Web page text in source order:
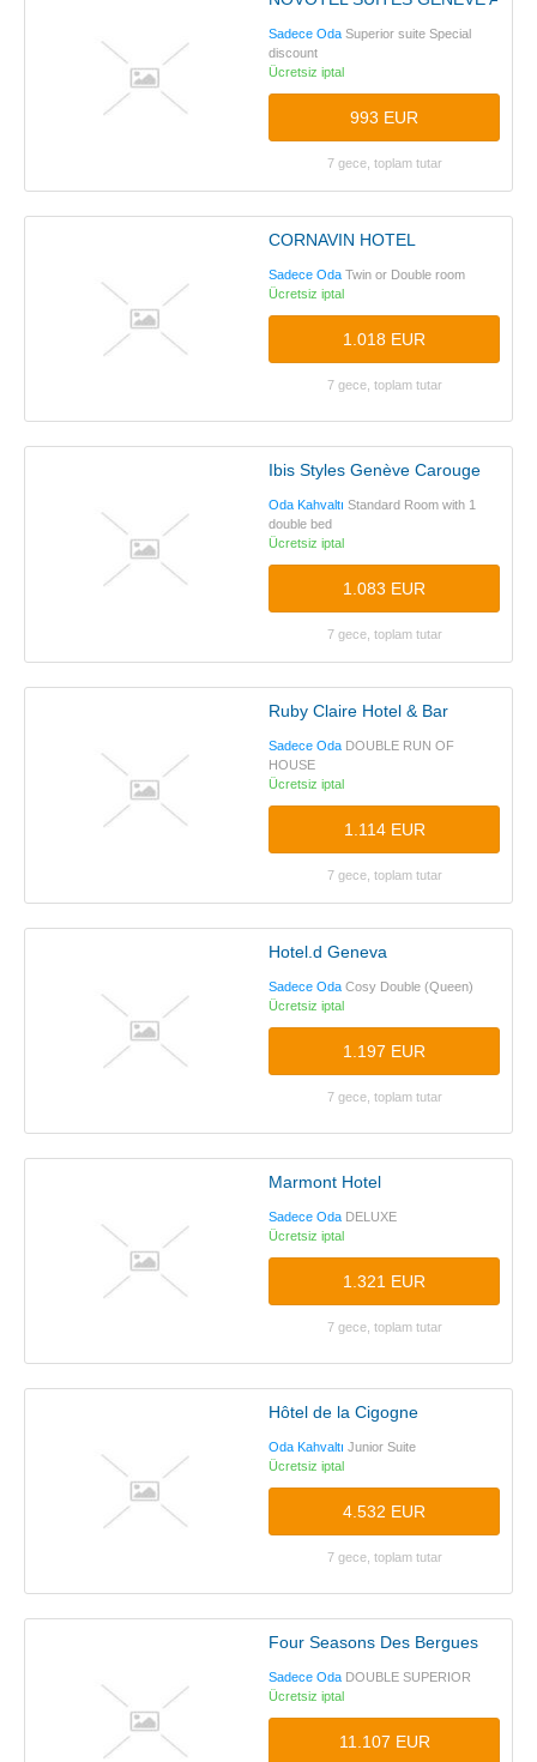
Sadece Oda Superior suite Special
discount
Ücretsiz iptal
993 EUR
7 gece, toplam tutar
CORNAVIN HOTEL
Sadece Oda Twin or Double room
Ücretsiz iptal
1.018 EUR
7 gece, toplam tutar
Ibis Styles Genève Carouge
Oda Kahvaltı Standard Room with 1
double bed
Ücretsiz iptal
1.083 EUR
7 gece, toplam tutar
Ruby Claire Hotel & Bar
Sadece Oda DOUBLE RUN OF
HOUSE
Ücretsiz iptal
1.114 EUR
7 gece, toplam tutar
Hotel.d Geneva
Sadece Oda Cosy Double (Queen)
Ücretsiz iptal
1.197 EUR
7 gece, toplam tutar
Marmont Hotel
Sadece Oda DELUXE
Ücretsiz iptal
1.321 EUR
7 gece, toplam tutar
Hôtel de la Cigogne
Oda Kahvaltı Junior Suite
Ücretsiz iptal
4.532 EUR
7 gece, toplam tutar
Four Seasons Des Bergues
Sadece Oda DOUBLE SUPERIOR
Ücretsiz iptal
11.107 EUR